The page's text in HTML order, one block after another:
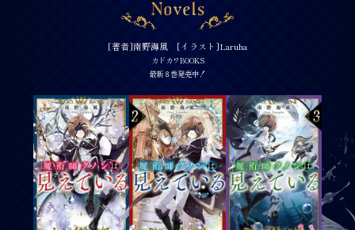
[著者]南野海風 [イラスト]Laruha
カドカワBOOKS
最新８巻発売中！